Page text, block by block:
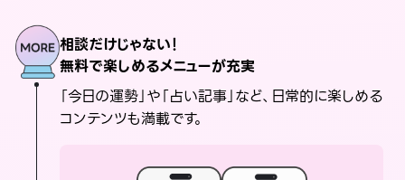
相談だけじゃない！
無料で楽しめるメニューが充実
「今日の運勢」や「占い記事」など、日常的に楽しめる
コンテンツも満載です。